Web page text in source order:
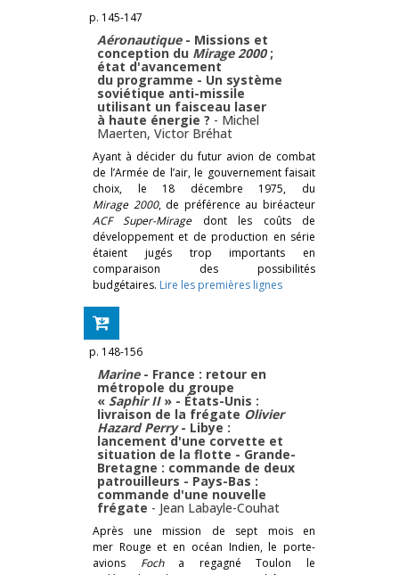
p. 145-147
Aéronautique - Missions et
conception du Mirage 2000;
état d'avancement
du programme - Un système
soviétique anti-missile
utilisant un faisceau laser
à haute énergie ? - Michel
Maerten, Victor Bréhat
Ayant à décider du futur avion de combat
de l’Armée de l’air, le gouvernement faisait
choix, le 18 décembre 1975, du
Mirage 2000, de préférence au biréacteur
ACF Super-Miragedont les coûts de
développement et de production en série
étaient jugés trop importants en
comparaison des possibilités
budgétaires. Lire les premières lignes
p. 148-156
Marine - France : retour en
métropole du groupe
« Saphir II» - États-Unis :
livraison de la frégate Olivier
Hazard Perry- Libye :
lancement d'une corvette et
situation de la flotte - Grande-
Bretagne : commande de deux
patrouilleurs - Pays-Bas :
commande d'une nouvelle
frégate - Jean Labayle-Couhat
Après une mission de sept mois en
mer Rouge et en océan Indien, le porte-
avions Foch a regagné Toulon le